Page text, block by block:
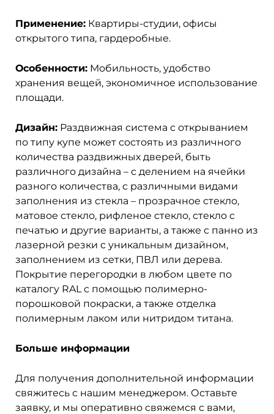
Применение: Квартиры-студии, офисы
открытого типа, гардеробные.
Особенности: Мобильность, удобство
хранения вещей, экономичное использование
площади.
Дизайн: Раздвижная система с открыванием
по типу купе может состоять из различного
количества раздвижных дверей, быть
различного дизайна – с делением на ячейки
разного количества, с различными видами
заполнения из стекла – прозрачное стекло,
матовое стекло, рифленое стекло, стекло с
печатью и другие варианты, а также с панно из
лазерной резки с уникальным дизайном,
заполнением из сетки, ПВЛ или дерева.
Покрытие перегородки в любом цвете по
каталогу RAL с помощью полимерно-
порошковой покраски, а также отделка
полимерным лаком или нитридом титана.
Больше информации
Для получения дополнительной информации
свяжитесь с нашим менеджером. Оставьте
заявку, и мы оперативно свяжемся с вами,